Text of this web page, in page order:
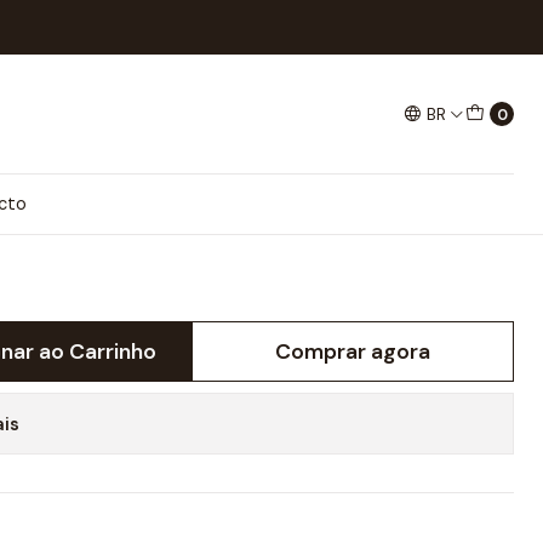
BR 0
ao Carrinho Comprar agora